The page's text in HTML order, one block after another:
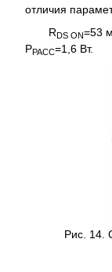
отличия
RDS ON=53
РРАСС=1,6 Вт.
Рис. 14.